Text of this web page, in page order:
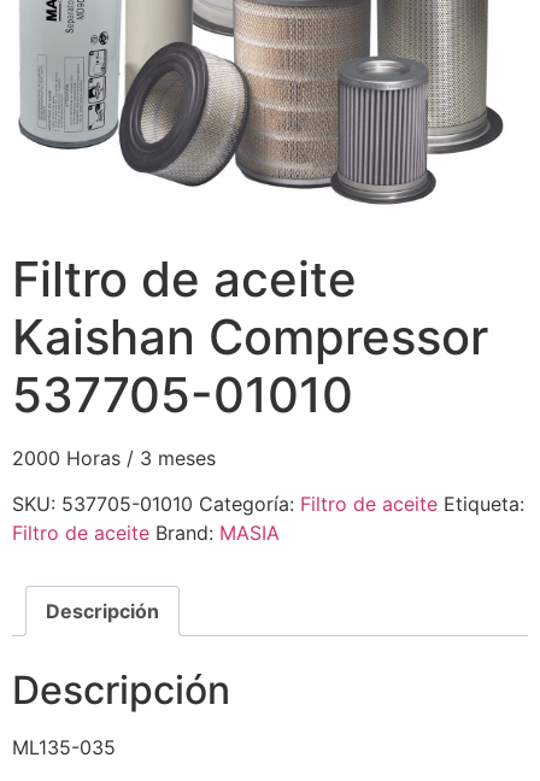
Filtro de aceite
Kaishan Compressor
537705-01010
2000 Horas / 3 meses
SKU: 537705-01010 Categoría: Filtro de aceite Etiqueta:
Filtro de aceite Brand: MASIA
Descripción
Descripción
ML135-035